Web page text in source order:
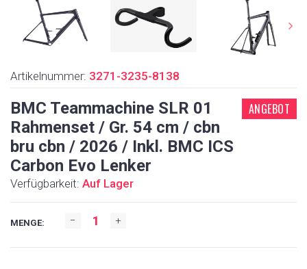
Artikelnummer: 3271-3235-8138
BMC Teammachine SLR 01
Rahmenset / Gr. 54 cm / cbn
bru cbn / 2026 / Inkl. BMC ICS
Carbon Evo Lenker
ANGEBOT
Verfügbarkeit: Auf Lager
MENGE: